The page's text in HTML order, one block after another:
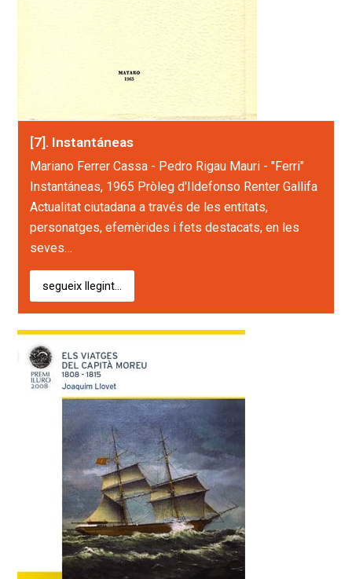
[7]. Instantáneas
Mariano Ferrer Cassa - Pedro Rigau Mauri - "Ferri"
Instantáneas, 1965 Pròleg d'Ildefonso Renter Gallifa
Actualitat ciutadana a través de les entitats,
personatges, efemèrides i fets destacats, en les
seves…
segueix llegint...